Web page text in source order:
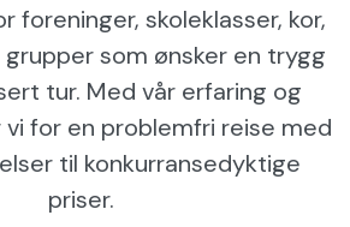
foreninger, skoleklasser, kor,
som ønsker en trygg
tur. Med vår erfaring og
for en problemfri reise med
til konkurransedyktige
priser.